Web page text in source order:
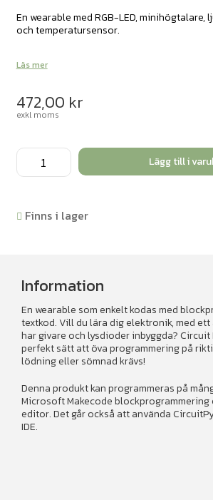
En wearable med RGB-LED,
och temperatursensor.
Läs mer
472,00 kr
exkl moms
Circuit
Playground
mängd
Lägg till i
Finns i lager
Information
En wearable som enkelt kodas med
textkod. Vill du lära dig elektronik, med
har givare och lysdioder inbyggda?
perfekt sätt att öva programmering på
lödning eller sömnad krävs!
Denna produkt kan programmeras på
Microsoft Makecode blockprogrammering
editor. Det går också att använda
IDE.